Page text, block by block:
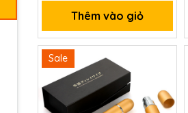
Thêm vào giỏ
Sale